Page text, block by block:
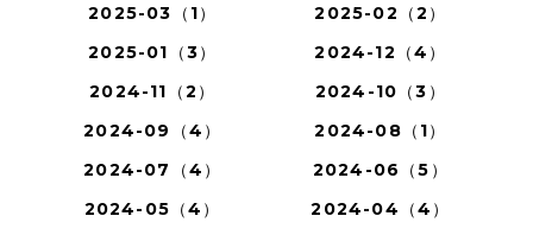
2025-03（1）
2025-02（2）
2025-01（3）
2024-12（4）
2024-11（2）
2024-10（3）
2024-09（4）
2024-08（1）
2024-07（4）
2024-06（5）
2024-05（4）
2024-04（4）